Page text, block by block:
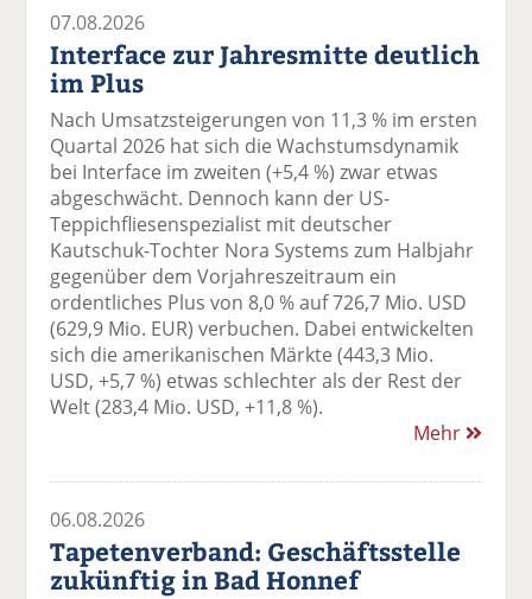
07.08.2026
Interface zur Jahresmitte deutlich
im Plus
Nach Umsatzsteigerungen von 11,3 % im ersten
Quartal 2026 hat sich die Wachstumsdynamik
bei Interface im zweiten (+5,4 %) zwar etwas
abgeschwächt. Dennoch kann der US-
Teppichfliesenspezialist mit deutscher
Kautschuk-Tochter Nora Systems zum Halbjahr
gegenüber dem Vorjahreszeitraum ein
ordentliches Plus von 8,0 % auf 726,7 Mio. USD
(629,9 Mio. EUR) verbuchen. Dabei entwickelten
sich die amerikanischen Märkte (443,3 Mio.
USD, +5,7 %) etwas schlechter als der Rest der
Welt (283,4 Mio. USD, +11,8 %).
Mehr
06.08.2026
Tapetenverband: Geschäftsstelle
zukünftig in Bad Honnef